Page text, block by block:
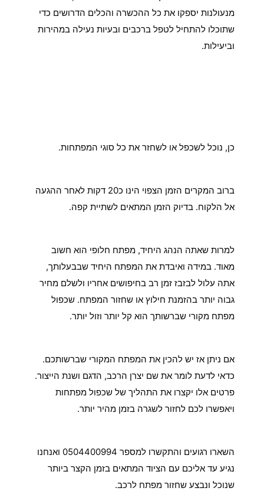
מנעולנות יספקו את כל ההכשרה והכלים הדרושים כדי
שתוכלו להתחיל לטפל ברכבים ובעיות נעילה במהירות
וביעילות.
כן, נוכל לשכפל או לשחזר את כל סוגי המפתחות.
ברוב המקרים הזמן הצפוי הינו כ20 דקות לאחר ההגעה
אל הלקוח. בדיוק הזמן המתאים לשתיית קפה.
למרות שאתה הנהג היחיד, מפתח חלופי הוא חשוב
מאוד. במידה ואיבדת את המפתח היחיד שבבעלותך,
אתה עלול לבזבז זמן רב בחיפושים אחריו ולשלם מחיר
גבוה יותר בהזמנת חילוץ או שחזור המפתח. שכפול
מפתח מקורי שברשותך הוא קל יותר וזול יותר.
אם ניתן אז יש להכין את המפתח המקורי שברשותכם.
כדאי לדעת לומר את שם יצרן הרכב, הדגם ושנת הייצור.
פרטים אלו יקצרו את התהליך של שכפול מפתחות
ויאפשרו לכם לחזור לשגרה בזמן מהיר יותר.
השארו רגועים והתקשרו למספר 0504400994 ואנחנו
נגיע עד אליכם עם הציוד המתאים בזמן הקצר ביותר
שנוכל ונבצע שחזור מפתח לרכב.